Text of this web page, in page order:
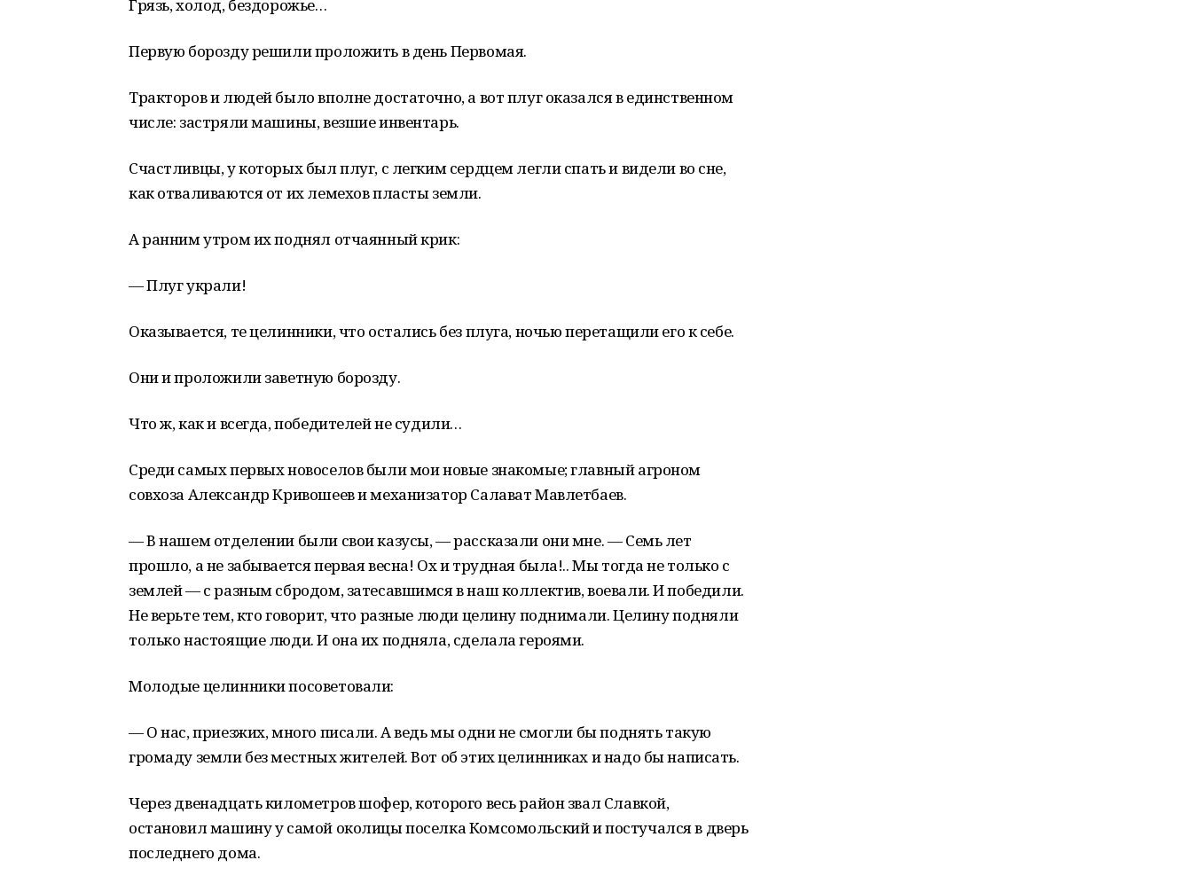
Грязь, холод, бездорожье…
Первую борозду решили проложить в день Первомая.
Тракторов и людей было вполне достаточно, а вот плуг оказался в единственном
числе: застряли машины, везшие инвентарь.
Счастливцы, у которых был плуг, с легким сердцем легли спать и видели во сне,
как отваливаются от их лемехов пласты земли.
А ранним утром их поднял отчаянный крик:
— Плуг украли!
Оказывается, те целинники, что остались без плуга, ночью перетащили его к себе.
Они и проложили заветную борозду.
Что ж, как и всегда, победителей не судили…
Среди самых первых новоселов были мои новые знакомые; главный агроном
совхоза Александр Кривошеев и механизатор Салават Мавлетбаев.
— В нашем отделении были свои казусы, — рассказали они мне. — Семь лет
прошло, а не забывается первая весна! Ох и трудная была!.. Мы тогда не только с
землей — с разным сбродом, затесавшимся в наш коллектив, воевали. И победили.
Не верьте тем, кто говорит, что разные люди целину поднимали. Целину подняли
только настоящие люди. И она их подняла, сделала героями.
Молодые целинники посоветовали:
— О нас, приезжих, много писали. А ведь мы одни не смогли бы поднять такую
громаду земли без местных жителей. Вот об этих целинниках и надо бы написать.
Через двенадцать километров шофер, которого весь район звал Славкой,
остановил машину у самой околицы поселка Комсомольский и постучался в дверь
последнего дома.